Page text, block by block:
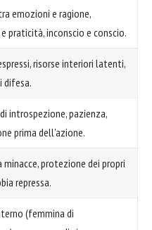
emozioni e ragione,
praticità, inconscio e conscio.
risorse interiori latenti,
difesa.
introspezione, pazienza,
prima dell'azione.
minacce, protezione dei propri
repressa.
(femmina di